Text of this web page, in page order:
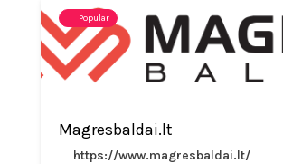
Popular
Magresbaldai.lt
https://www.magresbaldai.lt/